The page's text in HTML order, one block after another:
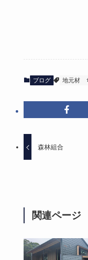
ブログ 地元材
森林組合
関連ページ